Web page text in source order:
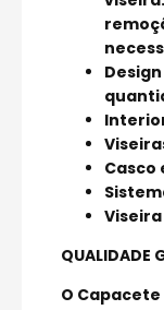
Casco
QUALIDADE
O Capacete